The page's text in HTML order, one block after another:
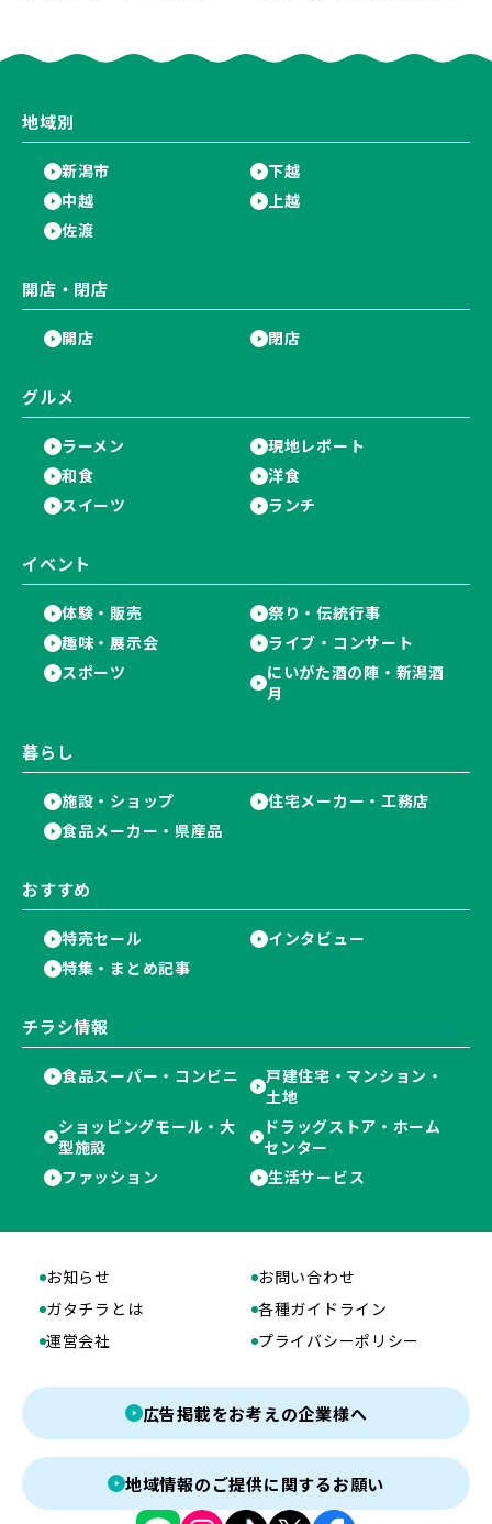
地域別
新潟市
下越
中越
上越
佐渡
開店・閉店
開店 閉店
グルメ
ラーメン
現地レポート
和食
洋食
スイーツ
ランチ
イベント
体験・販売
祭り・伝統行事
趣味・展示会
ライブ・コンサート
スポーツ
にいがた酒の陣・新潟酒
月
暮らし
施設・ショップ
住宅メーカー・工務店
食品メーカー・県産品
おすすめ
特売セール
インタビュー
特集・まとめ記事
チラシ情報
食品スーパー・コンビニ
戸建住宅・マンション・
土地
ショッピングモール・大
型施設
ドラッグストア・ホーム
センター
ファッション
生活サービス
お知らせ
お問い合わせ
ガタチラとは
各種ガイドライン
運営会社
プライバシーポリシー
広告掲載をお考えの企業様へ
地域情報のご提供に関するお願い